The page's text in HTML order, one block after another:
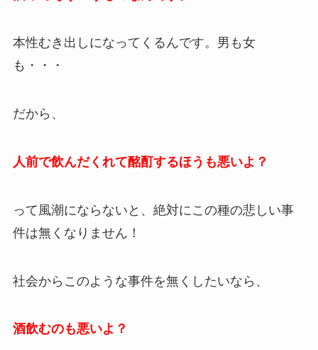
本性むき出しになってくるんです。男も女
も・・・
だから、
人前で飲んだくれて酩酊するほうも悪いよ？
って風潮にならないと、絶対にこの種の悲しい事
件は無くなりません！
社会からこのような事件を無くしたいなら、
酒飲むのも悪いよ？